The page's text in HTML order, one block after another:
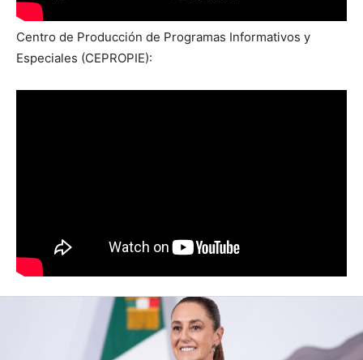
Centro de Producción de Programas Informativos y
Especiales (CEPROPIE):